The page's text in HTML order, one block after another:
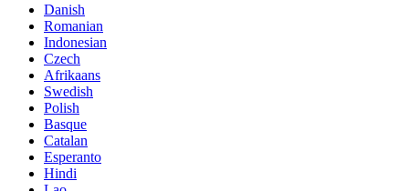
Danish
Romanian
Indonesian
Czech
Afrikaans
Swedish
Polish
Basque
Catalan
Esperanto
Hindi